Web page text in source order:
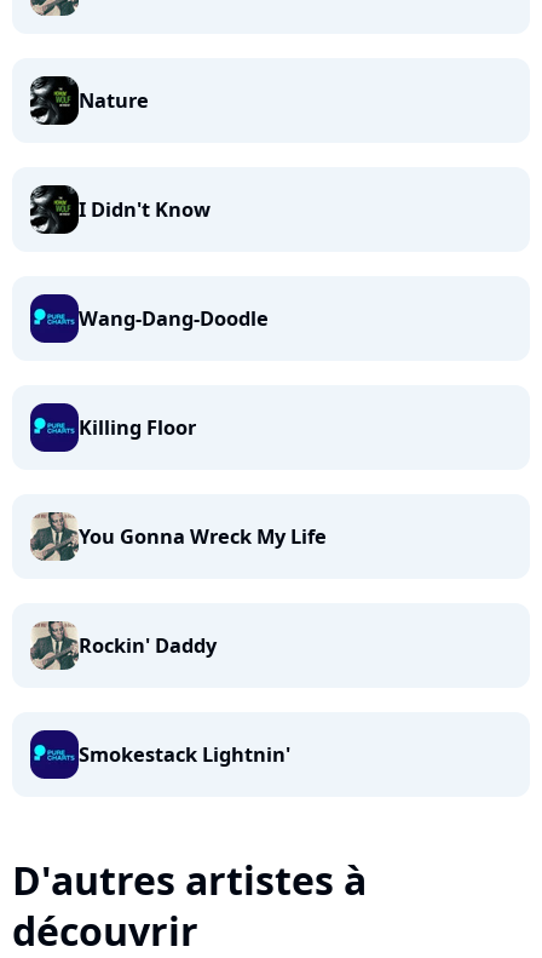
Nature
I Didn't Know
Wang-Dang-Doodle
Killing Floor
You Gonna Wreck My Life
Rockin' Daddy
Smokestack Lightnin'
D'autres artistes à
découvrir